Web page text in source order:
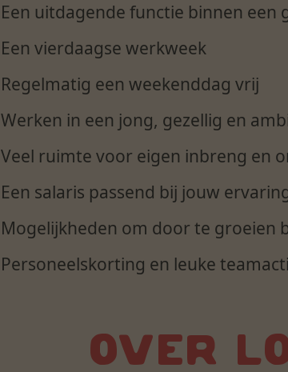
Een uitdagende functie binnen een
Een vierdaagse werkweek
Regelmatig een weekenddag vrij
Werken in een jong, gezellig en
Veel ruimte voor eigen inbreng en
Een salaris passend bij jouw
Mogelijkheden om door te groeien
Personeelskorting en leuke
OVER